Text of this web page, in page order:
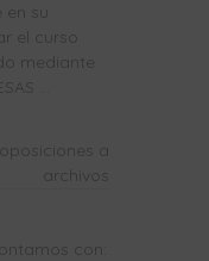
su
el curso
mediante
...
a
archivos
con: